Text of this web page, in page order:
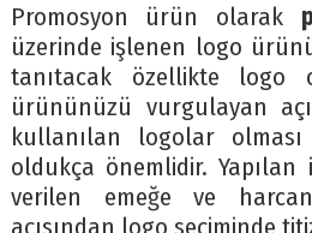
Promosyon ürün olarak
üzerinde işlenen logo
tanıtacak özellikte logo
ürününüzü vurgulayan
kullanılan logolar
oldukça önemlidir. Yapılan
verilen emeğe ve